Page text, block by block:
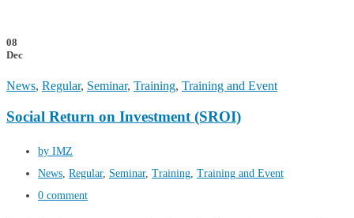
08
Dec
News, Regular, Seminar, Training, Training and Event
Social Return on Investment (SROI)
by IMZ
News Regular, Seminar, Training Training and Event
0 comment